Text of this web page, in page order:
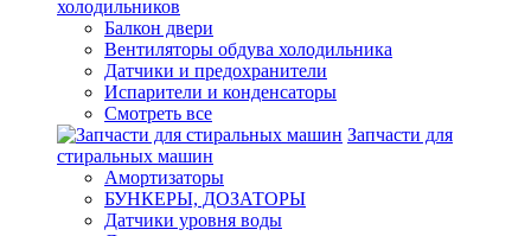
холодильников
Балкон двери
Вентиляторы обдува холодильника
Датчики и предохранители
Испарители и конденсаторы
Смотреть все
Запчасти для
стиральных машин
Амортизаторы
БУНКЕРЫ, ДОЗАТОРЫ
Датчики уровня воды